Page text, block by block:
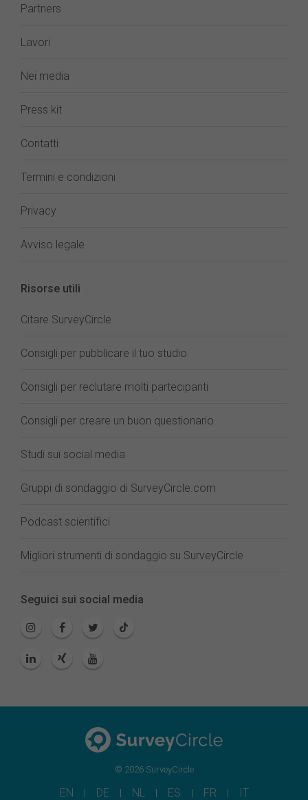
Partners
Lavori
Nei media
Press kit
Contatti
Termini e condizioni
Privacy
Avviso legale
Risorse utili
Citare SurveyCircle
Consigli per pubblicare il tuo studio
Consigli per reclutare molti partecipanti
Consigli per creare un buon questionario
Studi sui social media
Gruppi di sondaggio di SurveyCircle.com
Podcast scientifici
Migliori strumenti di sondaggio su SurveyCircle
Seguici sui social media
© 2026 SurveyCircle
EN DE NL ES FR IT